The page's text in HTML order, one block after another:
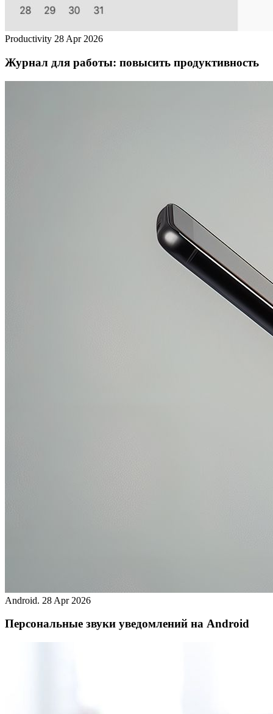
Productivity 28 Apr 2026
Журнал для работы: повысить продуктивность
Android. 28 Apr 2026
Персональные звуки уведомлений на Android